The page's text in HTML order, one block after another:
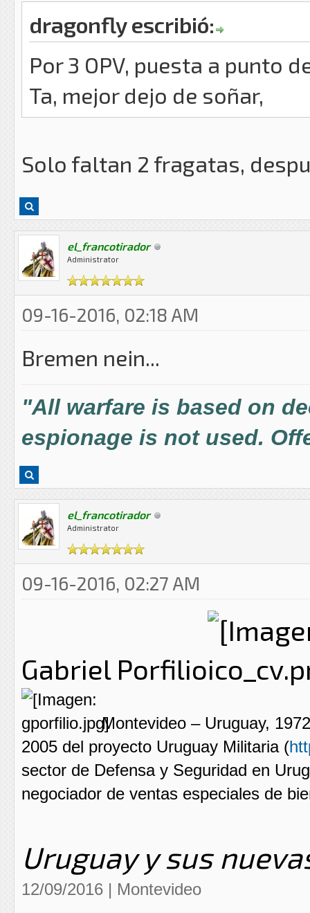
dragonfly escribió:
Por 3 OPV, puesta a punto
Ta, mejor dejo de soñar,
Solo faltan 2 fragatas,
el_francotirador
Administrator
09-16-2016, 02:18 AM
Bremen nein...
"All warfare is based on
espionage is not used.
el_francotirador
Administrator
09-16-2016, 02:27 AM
Gabriel Porfilio
Montevideo – Uruguay,
2005 del proyecto Uruguay Militaria (
sector de Defensa y Seguridad en
negociador de ventas especiales de
Uruguay y sus
12/09/2016 | Montevideo